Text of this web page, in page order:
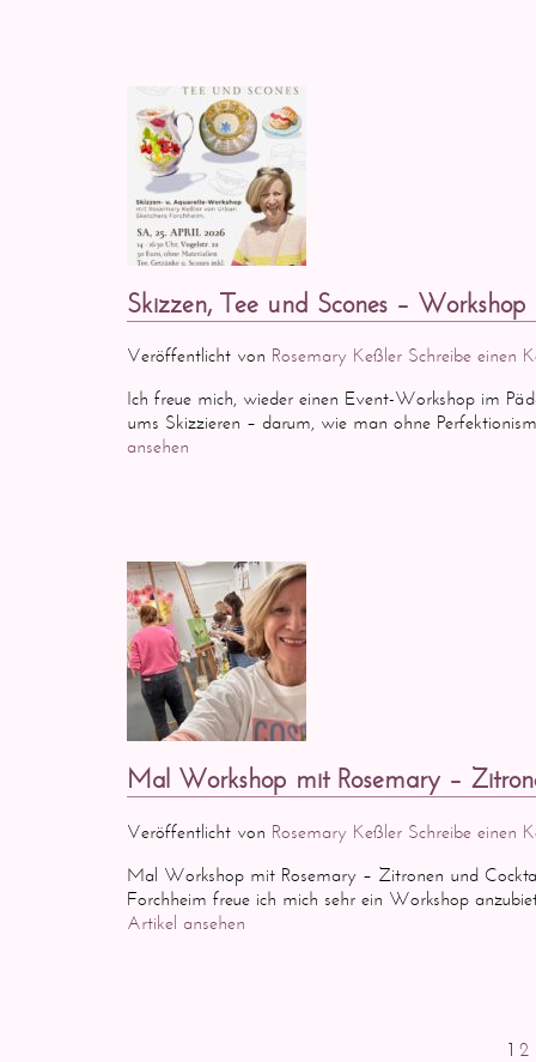
Skizzen, Tee und Scones – Workshop
Veröffentlicht von Rosemary Keßler Schreibe einen
Ich freue mich, wieder einen Event-Workshop im
ums Skizzieren – darum, wie man ohne
ansehen
Mal Workshop mit Rosemary –
Veröffentlicht von Rosemary Keßler Schreibe einen
Mal Workshop mit Rosemary – Zitronen und
Forchheim freue ich mich sehr ein Workshop
Artikel ansehen
1 2